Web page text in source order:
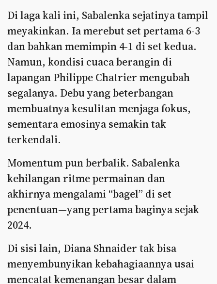
Di laga kali ini, Sabalenka sejatinya tampil
meyakinkan. Ia merebut set pertama 6-3
dan bahkan memimpin 4-1 di set kedua.
Namun, kondisi cuaca berangin di
lapangan Philippe Chatrier mengubah
segalanya. Debu yang beterbangan
membuatnya kesulitan menjaga fokus,
sementara emosinya semakin tak
terkendali.
Momentum pun berbalik. Sabalenka
kehilangan ritme permainan dan
akhirnya mengalami “bagel” di set
penentuan—yang pertama baginya sejak
2024.
Di sisi lain, Diana Shnaider tak bisa
menyembunyikan kebahagiaannya usai
mencatat kemenangan besar dalam